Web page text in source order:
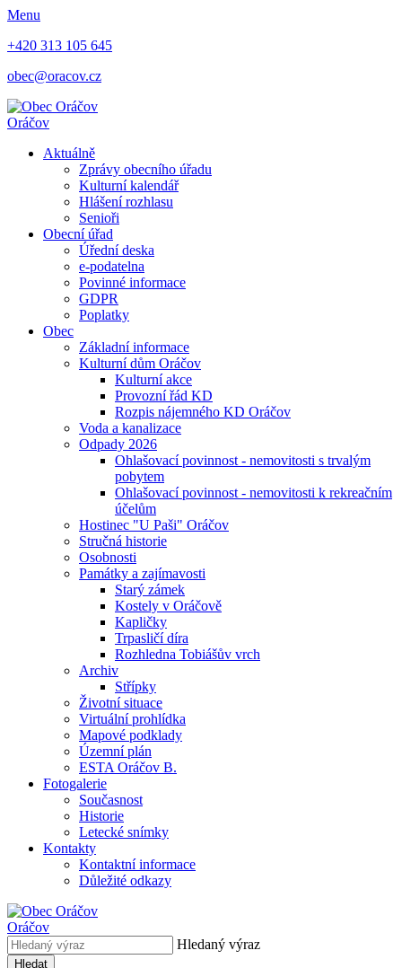
Menu
+420 313 105 645
obec@oracov.cz
Oráčov
Aktuálně
Zprávy obecního úřadu
Kulturní kalendář
Hlášení rozhlasu
Senioři
Obecní úřad
Úřední deska
e-podatelna
Povinné informace
GDPR
Poplatky
Obec
Základní informace
Kulturní dům Oráčov
Kulturní akce
Provozní řád KD
Rozpis nájemného KD Oráčov
Voda a kanalizace
Odpady 2026
Ohlašovací povinnost - nemovitosti s trvalým
pobytem
Ohlašovací povinnost - nemovitosti k rekreačním
účelům
Hostinec "U Paši" Oráčov
Stručná historie
Osobnosti
Památky a zajímavosti
Starý zámek
Kostely v Oráčově
Kapličky
Trpasličí díra
Rozhledna Tobiášův vrch
Archiv
Střípky
Životní situace
Virtuální prohlídka
Mapové podklady
Územní plán
ESTA Oráčov B.
Fotogalerie
Současnost
Historie
Letecké snímky
Kontakty
Kontaktní informace
Důležité odkazy
Oráčov
Hledaný výraz
Hledat